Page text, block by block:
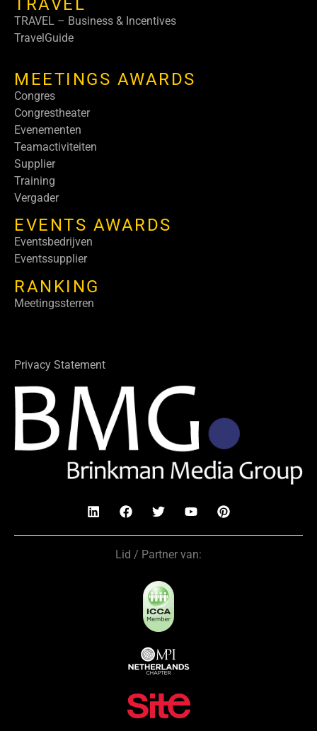
TRAVEL – Business & Incentives
TravelGuide
MEETINGS AWARDS
Congres
Congrestheater
Evenementen
Teamactiviteiten
Supplier
Training
Vergader
EVENTS AWARDS
Eventsbedrijven
Eventssupplier
RANKING
Meetingssterren
Privacy Statement
Lid / Partner van: